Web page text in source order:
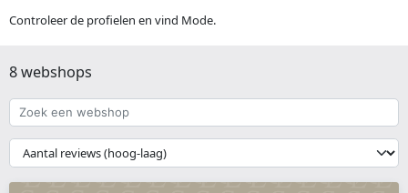
Controleer de profielen en vind Mode.
8 webshops
Zoek
een
webshop
{{
__('Sort')
}}